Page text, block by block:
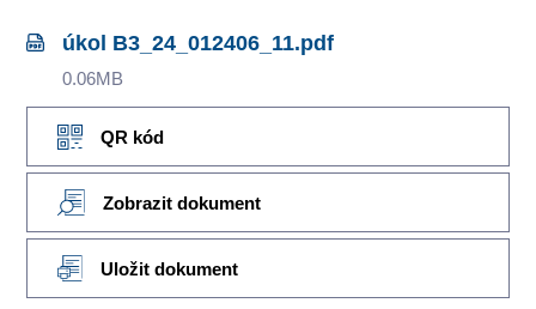
úkol B3_24_012406_11.pdf
0.06MB
QR kód
Zobrazit dokument
Uložit dokument